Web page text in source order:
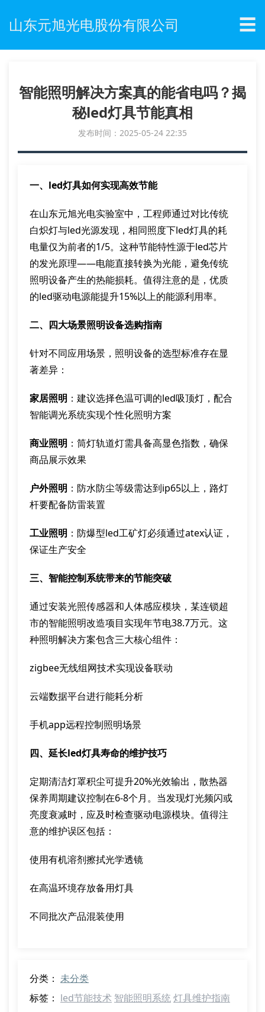
山东元旭光电股份有限公司 ☰
智能照明解决方案真的能省电吗？揭
秘led灯具节能真相
发布时间：2025-05-24 22:35
一、led灯具如何实现高效节能
在山东元旭光电实验室中，工程师通过对比传统
白炽灯与led光源发现，相同照度下led灯具的耗
电量仅为前者的1/5。这种节能特性源于led芯片
的发光原理——电能直接转换为光能，避免传统
照明设备产生的热能损耗。值得注意的是，优质
的led驱动电源能提升15%以上的能源利用率。
二、四大场景照明设备选购指南
针对不同应用场景，照明设备的选型标准存在显
著差异：
家居照明 ：建议选择色温可调的led吸顶灯，配合
智能调光系统实现个性化照明方案
商业照明 ：筒灯轨道灯需具备高显色指数，确保
商品展示效果
户外照明 ：防水防尘等级需达到ip65以上，路灯
杆要配备防雷装置
工业照明 ：防爆型led工矿灯必须通过atex认证，
保证生产安全
三、智能控制系统带来的节能突破
通过安装光照传感器和人体感应模块，某连锁超
市的智能照明改造项目实现年节电38.7万元。这
种照明解决方案包含三大核心组件：
zigbee无线组网技术实现设备联动
云端数据平台进行能耗分析
手机app远程控制照明场景
四、延长led灯具寿命的维护技巧
定期清洁灯罩积尘可提升20%光效输出，散热器
保养周期建议控制在6-8个月。当发现灯光频闪或
亮度衰减时，应及时检查驱动电源模块。值得注
意的维护误区包括：
使用有机溶剂擦拭光学透镜
在高温环境存放备用灯具
不同批次产品混装使用
分类： 未分类
标签： led节能技术 智能照明系统灯具维护指南